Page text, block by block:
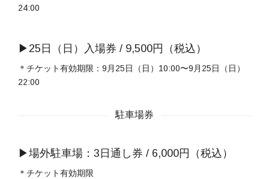
24:00
▶︎25日（日）入場券 / 9,500円（税込）
＊チケット有効期限：9月25日（日）10:00〜9月25日（日）
22:00
駐車場券
▶︎場外駐車場：3日通し券 / 6,000円（税込）
＊チケット有効期限